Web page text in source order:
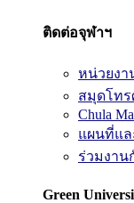
ติดต่อจุฬาฯ
หน่วยงา
สมุดโท
Chula
แผนที่แล
ร่วมงาน
Green